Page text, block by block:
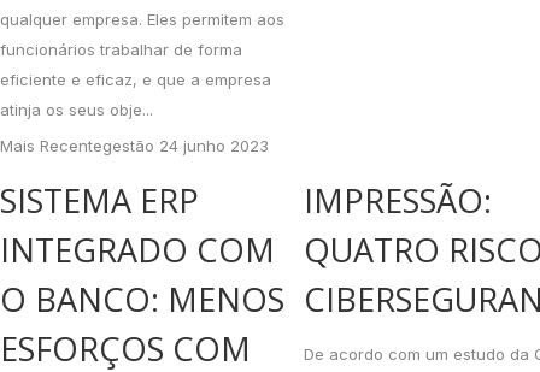
qualquer empresa. Eles permitem aos
funcionários trabalhar de forma
eficiente e eficaz, e que a empresa
atinja os seus obje...
Mais Recentegestão 24 junho 2023
SISTEMA ERP
INTEGRADO COM
O BANCO: MENOS
ESFORÇOS COM
IMPRESSÃO:
QUATRO
De acordo com um estudo da